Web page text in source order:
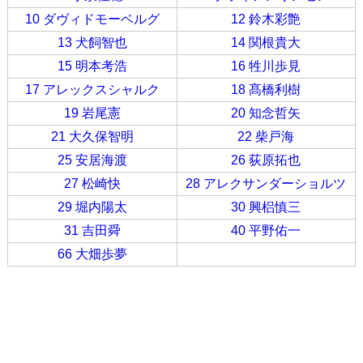
10 ダヴィドモーベルグ
12 鈴木彩艶
13 犬飼智也
14 関根貴大
15 明本考浩
16 牲川歩見
17 アレックスシャルク
18 髙橋利樹
19 岩尾憲
20 知念哲矢
21 大久保智明
22 柴戸海
25 安居海渡
26 荻原拓也
27 松崎快
28 アレクサンダーショルツ
29 堀内陽太
30 興梠慎三
31 吉田舜
40 平野佑一
66 大畑歩夢